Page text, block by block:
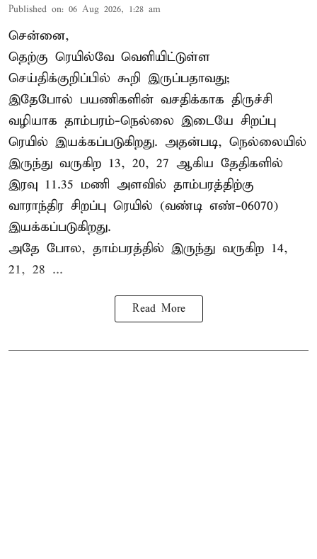
Published on: 06 Aug 2026, 1:28 am
சென்னை,
தெற்கு ரெயில்வே வெளியிட்டுள்ள
செய்திக்குறிப்பில் கூறி இருப்பதாவது;
இதேபோல் பயணிகளின் வசதிக்காக திருச்சி
வழியாக தாம்பரம்-நெல்லை இடையே சிறப்பு
ரெயில் இயக்கப்படுகிறது. அதன்படி, நெல்லையில்
இருந்து வருகிற 13, 20, 27 ஆகிய தேதிகளில்
இரவு 11.35 மணி அளவில் தாம்பரத்திற்கு
வாராந்திர சிறப்பு ரெயில் (வண்டி எண்-06070)
இயக்கப்படுகிறது.
அதே போல, தாம்பரத்தில் இருந்து வருகிற 14,
21, 28 ...
Read More